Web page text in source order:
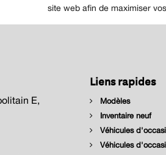
site web afin de maximiser
E,
Liens rapides
Modèles
Inventaire neuf
Véhicules
Véhicules